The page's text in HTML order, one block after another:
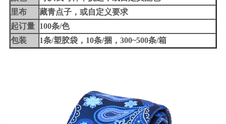
里布
藏青点子，或自定义要求
起订量
100条/色
包装
1条/塑胶袋，10条/捆，300~500条/箱